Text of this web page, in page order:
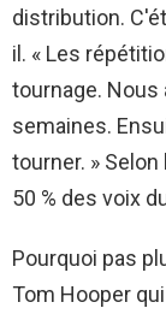
distribution.
il. « Les
tournage. Nous
semaines.
tourner. »
50 % des voix
Pourquoi pas
Tom Hooper